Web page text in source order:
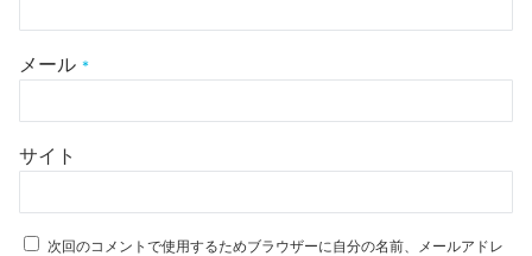
メール *
サイト
次回のコメントで使用するためブラウザーに自分の名前、メールアドレ